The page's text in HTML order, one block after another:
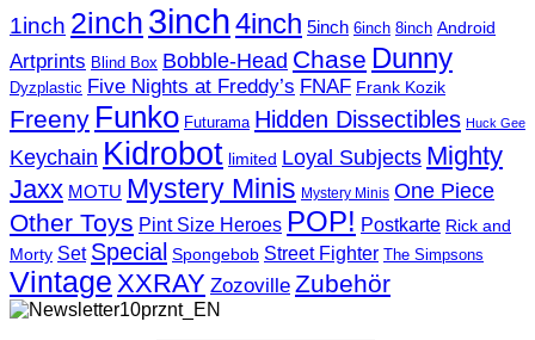
1inch 2inch 3inch4inch 5inch 6inch 8inch Android
Artprints Blind Box Bobble-Head Chase Dunny
Dyzplastic Five Nights at Freddy’s FNAF Frank Kozik
Freeny Funko Futurama Hidden Dissectibles Huck Gee
Keychain Kidrobot limited Loyal Subjects Mighty
Jaxx MOTU Mystery Minis Mystery Minis One Piece
Other Toys Pint Size Heroes POP! Postkarte Rick and
Morty Set Special Spongebob Street Fighter The Simpsons
Vintage XXRAY Zozoville Zubehör